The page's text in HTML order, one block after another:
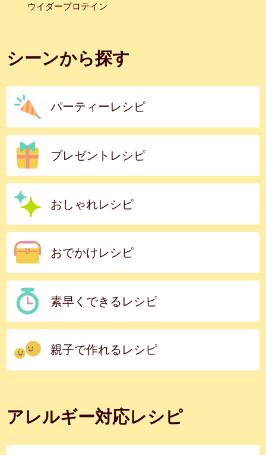
ウイダープロテイン
シーンから探す
パーティーレシピ
プレゼントレシピ
おしゃれレシピ
おでかけレシピ
素早くできるレシピ
親子で作れるレシピ
アレルギー対応レシピ